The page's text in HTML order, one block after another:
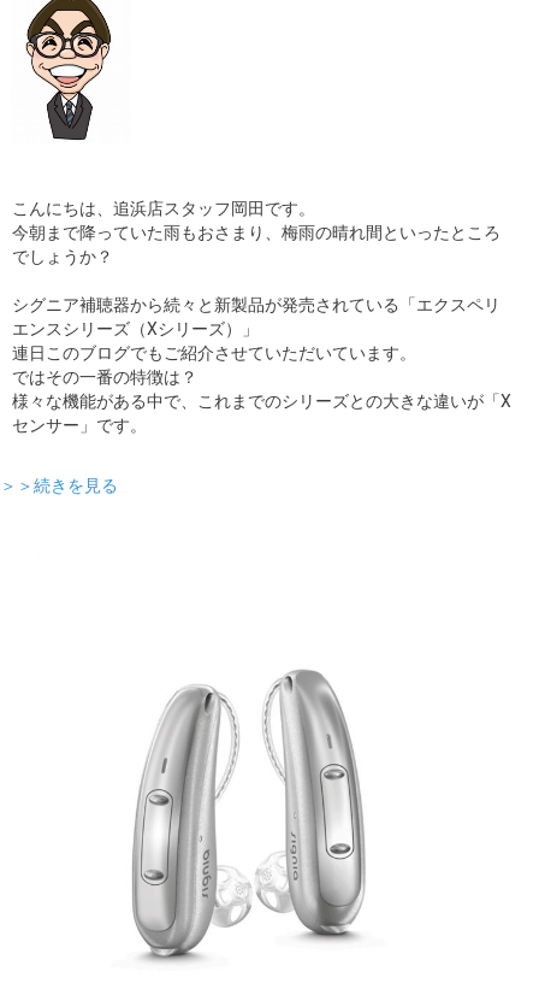
こんにちは、追浜店スタッフ岡田です。
今朝まで降っていた雨もおさまり、梅雨の晴れ間といったところ
でしょうか？
シグニア補聴器から続々と新製品が発売されている「エクスペリ
エンスシリーズ（Xシリーズ）」
連日このブログでもご紹介させていただいています。
ではその一番の特徴は？
様々な機能がある中で、これまでのシリーズとの大きな違いが「X
センサー」です。
＞＞続きを見る